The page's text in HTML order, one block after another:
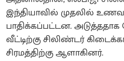
இந்தியாவில் முதலில்
பாதிக்கப்பட்டன.
வீட்டிற்கு சிலிண்டர்
சிரமத்திற்கு ஆளாகினர்.